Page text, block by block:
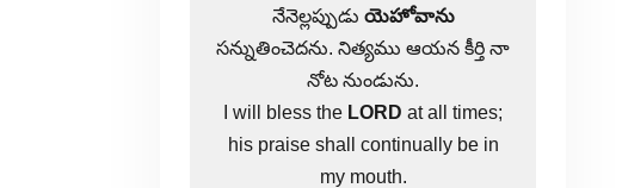
నేనెల్లప్పుడు యెహోవాను
సన్నుతించెదను. నిత్యము ఆయన కీర్తి నా
నోట నుండును.
I will bless the LORD at all times;
his praise shall continually be in
my mouth.